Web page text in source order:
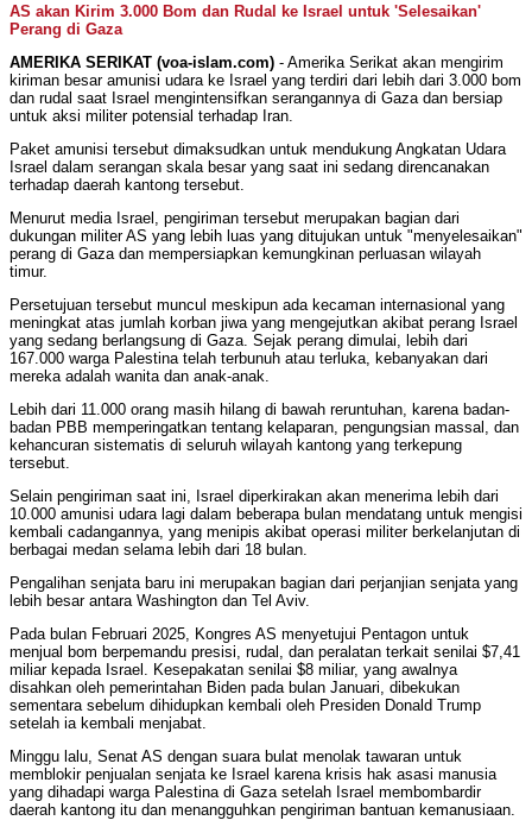
AS akan Kirim 3.000 Bom dan Rudal ke Israel untuk 'Selesaikan'
Perang di Gaza
AMERIKA SERIKAT (voa-islam.com) - Amerika Serikat akan mengirim
kiriman besar amunisi udara ke Israel yang terdiri dari lebih dari 3.000 bom
dan rudal saat Israel mengintensifkan serangannya di Gaza dan bersiap
untuk aksi militer potensial terhadap Iran.
Paket amunisi tersebut dimaksudkan untuk mendukung Angkatan Udara
Israel dalam serangan skala besar yang saat ini sedang direncanakan
terhadap daerah kantong tersebut.
Menurut media Israel, pengiriman tersebut merupakan bagian dari
dukungan militer AS yang lebih luas yang ditujukan untuk "menyelesaikan"
perang di Gaza dan mempersiapkan kemungkinan perluasan wilayah
timur.
Persetujuan tersebut muncul meskipun ada kecaman internasional yang
meningkat atas jumlah korban jiwa yang mengejutkan akibat perang Israel
yang sedang berlangsung di Gaza. Sejak perang dimulai, lebih dari
167.000 warga Palestina telah terbunuh atau terluka, kebanyakan dari
mereka adalah wanita dan anak-anak.
Lebih dari 11.000 orang masih hilang di bawah reruntuhan, karena badan-
badan PBB memperingatkan tentang kelaparan, pengungsian massal, dan
kehancuran sistematis di seluruh wilayah kantong yang terkepung
tersebut.
Selain pengiriman saat ini, Israel diperkirakan akan menerima lebih dari
10.000 amunisi udara lagi dalam beberapa bulan mendatang untuk mengisi
kembali cadangannya, yang menipis akibat operasi militer berkelanjutan di
berbagai medan selama lebih dari 18 bulan.
Pengalihan senjata baru ini merupakan bagian dari perjanjian senjata yang
lebih besar antara Washington dan Tel Aviv.
Pada bulan Februari 2025, Kongres AS menyetujui Pentagon untuk
menjual bom berpemandu presisi, rudal, dan peralatan terkait senilai $7,41
miliar kepada Israel. Kesepakatan senilai $8 miliar, yang awalnya
disahkan oleh pemerintahan Biden pada bulan Januari, dibekukan
sementara sebelum dihidupkan kembali oleh Presiden Donald Trump
setelah ia kembali menjabat.
Minggu lalu, Senat AS dengan suara bulat menolak tawaran untuk
memblokir penjualan senjata ke Israel karena krisis hak asasi manusia
yang dihadapi warga Palestina di Gaza setelah Israel membombardir
daerah kantong itu dan menangguhkan pengiriman bantuan kemanusiaan.